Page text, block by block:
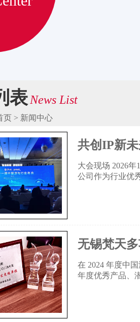
表 News List
页 > 新闻中心
共创IP新
大会现场 2026
公司作为行业优
无锡梵天
在 2024 年度中
年度优秀产品、